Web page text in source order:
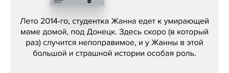
Сергей Лебедев, «Белая дама»